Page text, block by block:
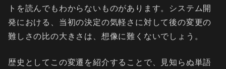
トを読んでもわからないものがあります。システム開
発における、当初の決定の気軽さに対して後の変更の
難しさの比の大きさは、想像に難くないでしょう。
歴史としてこの変遷を紹介することで、見知らぬ単語